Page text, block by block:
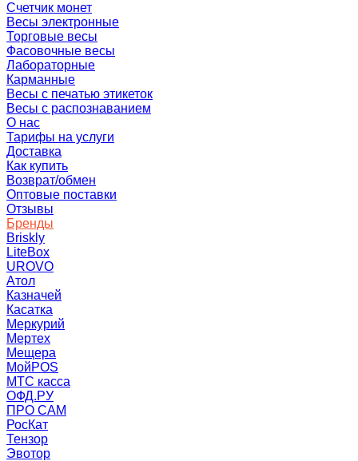
Счетчик монет
Весы электронные
Торговые весы
Фасовочные весы
Лабораторные
Карманные
Весы с печатью этикеток
Весы с распознаванием
О нас
Тарифы на услуги
Доставка
Как купить
Возврат/обмен
Оптовые поставки
Отзывы
Бренды
Briskly
LiteBox
UROVO
Атол
Казначей
Касатка
Меркурий
Мертех
Мещера
МойPOS
МТС касса
ОФД.РУ
ПРО САМ
РосКат
Тензор
Эвотор